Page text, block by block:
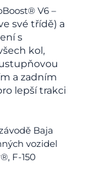
V6 –
své třídě) a
s
kol,
a zadním
lepší trakci
Baja
vozidel
F-150